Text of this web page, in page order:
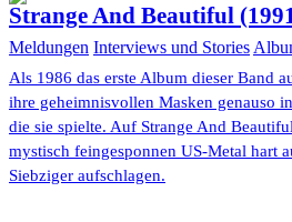
Strange And Beautiful
Meldungen Interviews und Stories
Als 1986 das erste Album dieser Band
ihre geheimnisvollen Masken genauso
die sie spielte. Auf Strange And
mystisch feingesponnen US-Metal hart
Siebziger aufschlagen.